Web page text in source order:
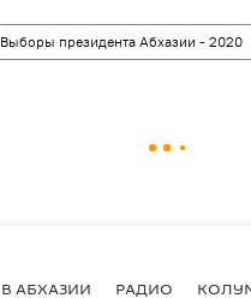
Выборы президента Абхазии - 2020
В АБХАЗИИ РАДИО